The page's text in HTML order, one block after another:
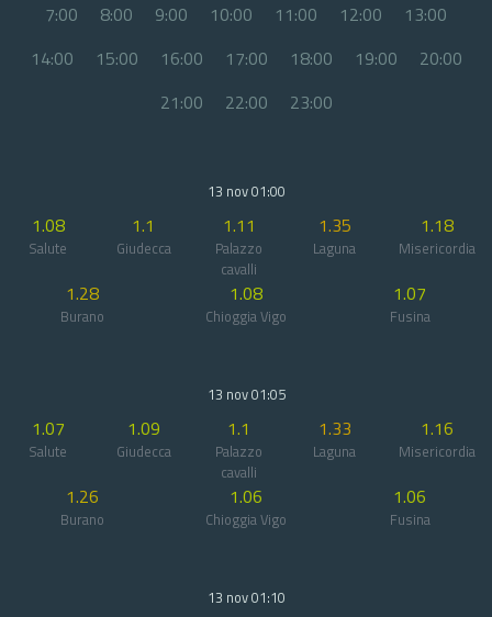
7:00
8:00 9:00 10:00 11:00 12:00
13:00
14:00
15:00 16:00 17:00 18:00 19:00
20:00
21:00
22:00 23:00
13 nov 01:00
1.08
Salute
1.1
Giudecca
1.11
Palazzo
cavalli
1.35
Laguna
1.18
Misericordia
1.28
Burano
1.08
Chioggia Vigo
1.07
Fusina
13 nov 01:05
1.07
Salute
1.09
Giudecca
1.1
Palazzo
cavalli
1.33
Laguna
1.16
Misericordia
1.26
Burano
1.06
Chioggia Vigo
1.06
Fusina
13 nov 01:10